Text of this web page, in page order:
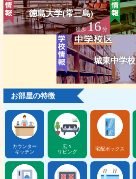
徳島大学(常三島)
徒歩16分
城東中学校
お部屋の特徴
カウンター
キッチン
広々
リビング
宅配ボックス